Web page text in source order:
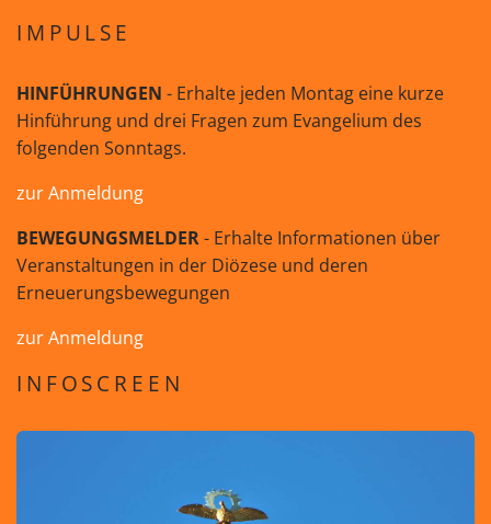
IMPULSE
HINFÜHRUNGEN - Erhalte jeden Montag eine kurze
Hinführung und drei Fragen zum Evangelium des
folgenden Sonntags.
zur Anmeldung
BEWEGUNGSMELDER- Erhalte Informationen über
Veranstaltungen in der Diözese und deren
Erneuerungsbewegungen
zur Anmeldung
INFOSCREEN